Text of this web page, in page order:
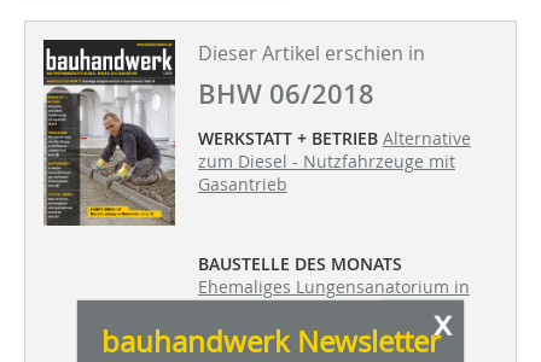
Dieser Artikel erschien in
BHW 06/2018
WERKSTATT + BETRIEB Alternative
zum Diesel - Nutzfahrzeuge mit
Gasantrieb
BAUSTELLE DES MONATS
Ehemaliges Lungensanatorium in
x
bauhandwerk Newsletter